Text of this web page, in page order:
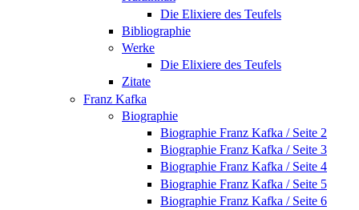
Die Elixiere des Teufels
Bibliographie
Werke
Die Elixiere des Teufels
Zitate
Franz Kafka
Biographie
Biographie Franz Kafka / Seite 2
Biographie Franz Kafka / Seite 3
Biographie Franz Kafka / Seite 4
Biographie Franz Kafka / Seite 5
Biographie Franz Kafka / Seite 6